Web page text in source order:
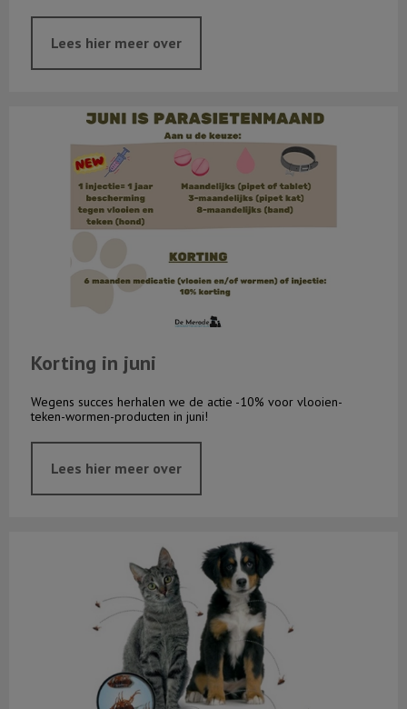
Lees hier meer over
Korting in juni
Korting in juni
Wegens succes herhalen we de actie -10% voor vlooien-
teken-wormen-producten in juni!
Lees hier meer over